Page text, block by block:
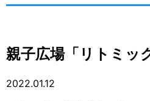
親子広場「リトミッ
2022.01.12